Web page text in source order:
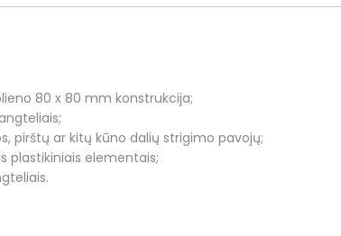
80 x 80 mm konstrukcija;
pirštų ar kitų kūno dalių strigimo pavojų;
plastikiniais elementais;